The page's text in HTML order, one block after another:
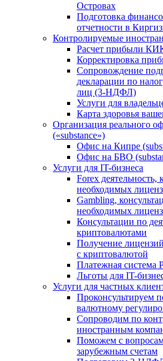
Островах
Подготовка
отчетности в
Контролируемые
Расчет прибыли
Корректировка
Сопровождение
декларации по
лиц (3-НДФЛ)
Услуги для
Карта здоровья
Организация реального
(«substance»)
Офис на Кипре
Офис на БВО
Услуги для IT-бизнеса
Forex деятельность,
необходимых
Gambling,
необходимых
Консультации по
криптовалютами
Получение
с криптовалютой
Платежная система
Льготы для IT-
Услуги для частных
Проконсультируем
валютному
Сопроводим по
иностранным
Поможем с
зарубежным счетам